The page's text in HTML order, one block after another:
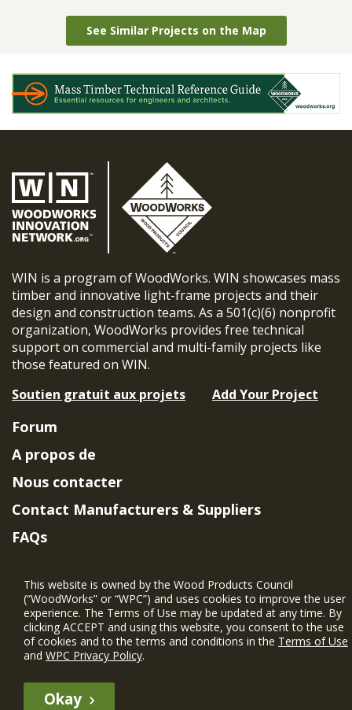
See Similar Projects on the Map
WIN is a program of WoodWorks. WIN showcases mass
timber and innovative light-frame projects and their
design and construction teams. As a 501(c)(6) nonprofit
organization, WoodWorks provides free technical
support on commercial and multi-family projects like
those featured on WIN.
Soutien gratuit aux projets
Add Your Project
Forum
A propos de
Nous contacter
Contact Manufacturers & Suppliers
FAQs
Project Eligibility Requirements
Politique de confidentialité| Conditions
d'utilisation
This website is owned by the Wood Products Council
(“WoodWorks” or “WPC”) and uses cookies to improve the user
experience. The Terms of Use may be updated at any time. By
clicking ACCEPT and using this website, you consent to the use
of cookies and to the terms and conditions in the Terms of Use
and WPC Privacy Policy.
Okay